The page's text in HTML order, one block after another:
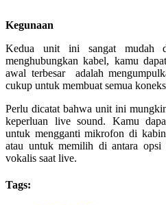
Kegunaan
Kedua unit ini sangat mudah
menghubungkan kabel, kamu
awal terbesar adalah
cukup untuk membuat semua
Perlu dicatat bahwa unit ini
keperluan live sound. Kamu
untuk mengganti mikrofon di
atau untuk memilih di antara
vokalis saat live.
Tags: